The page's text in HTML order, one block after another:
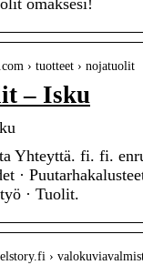
omaksesi!
› tuotteet › nojatuolit
– Isku
Yhteyttä. fi. fi.
·
· Tuolit.
›